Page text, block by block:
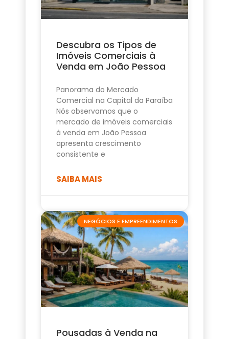
Descubra os Tipos de
Imóveis Comerciais à
Venda em João Pessoa
Panorama do Mercado
Comercial na Capital da Paraíba
Nós observamos que o
mercado de imóveis comerciais
à venda em João Pessoa
apresenta crescimento
consistente e
SAIBA MAIS
NEGÓCIOS E EMPREENDIMENTOS
Pousadas à Venda na